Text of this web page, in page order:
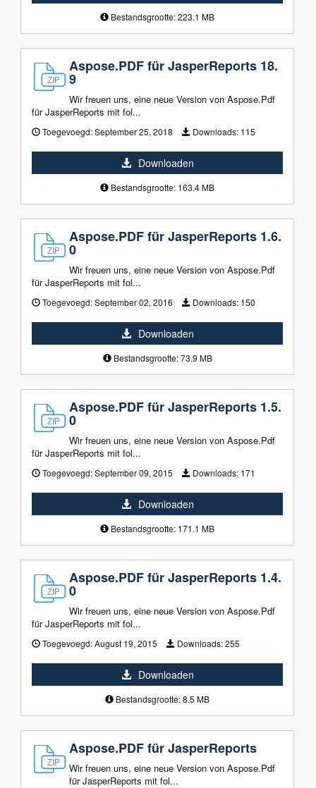
Bestandsgrootte: 223.1 MB
Aspose.PDF für JasperReports 18.
9
Wir freuen uns, eine neue Version von Aspose.Pdf
für JasperReports mit fol...
Toegevoegd:September 25, 2018 Downloads: 115
Downloaden
Bestandsgrootte: 163.4 MB
Aspose.PDF für JasperReports 1.6.
0
Wir freuen uns, eine neue Version von Aspose.Pdf
für JasperReports mit fol...
Toegevoegd:September 02, 2016 Downloads: 150
Downloaden
Bestandsgrootte: 73.9 MB
Aspose.PDF für JasperReports 1.5.
0
Wir freuen uns, eine neue Version von Aspose.Pdf
für JasperReports mit fol...
Toegevoegd:September 09, 2015 Downloads: 171
Downloaden
Bestandsgrootte: 171.1 MB
Aspose.PDF für JasperReports 1.4.
0
Wir freuen uns, eine neue Version von Aspose.Pdf
für JasperReports mit fol...
Toegevoegd:August 19, 2015 Downloads:255
Downloaden
Bestandsgrootte: 8.5 MB
Aspose.PDF für JasperReports
Wir freuen uns, eine neue Version von Aspose.Pdf
für JasperReports mit fol...